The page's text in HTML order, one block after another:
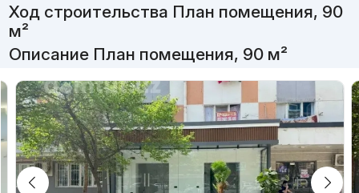
Ход строительства План помещения, 90
м²
Описание План помещения, 90 м²